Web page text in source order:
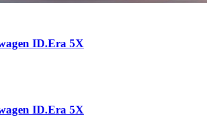
ID.Era 5X
ID.Era 5X